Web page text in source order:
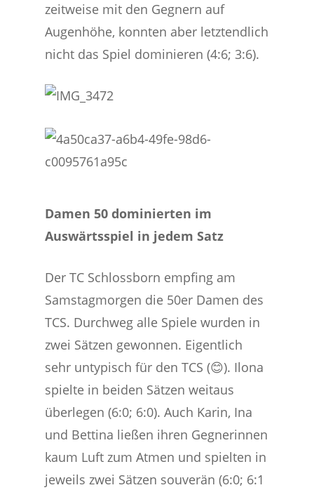
zeitweise mit den Gegnern auf
Augenhöhe, konnten aber letztendlich
nicht das Spiel dominieren (4:6; 3:6).
Damen 50 dominierten im
Auswärtsspiel in jedem Satz
Der TC Schlossborn empfing am
Samstagmorgen die 50er Damen des
TCS. Durchweg alle Spiele wurden in
zwei Sätzen gewonnen. Eigentlich
sehr untypisch für den TCS (😊). Ilona
spielte in beiden Sätzen weitaus
überlegen (6:0; 6:0). Auch Karin, Ina
und Bettina ließen ihren Gegnerinnen
kaum Luft zum Atmen und spielten in
jeweils zwei Sätzen souverän (6:0; 6:1